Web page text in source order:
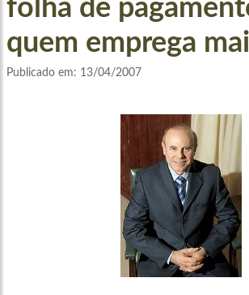
folha de
quem emprega
Publicado em: 13/04/2007